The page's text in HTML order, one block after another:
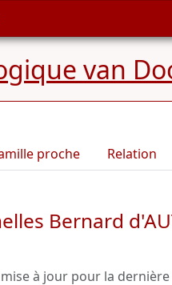
van
proche Relation
Bernard
à jour pour la